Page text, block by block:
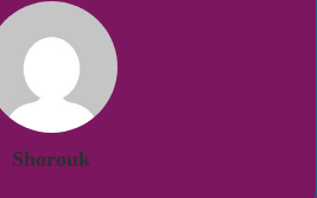
Shorouk